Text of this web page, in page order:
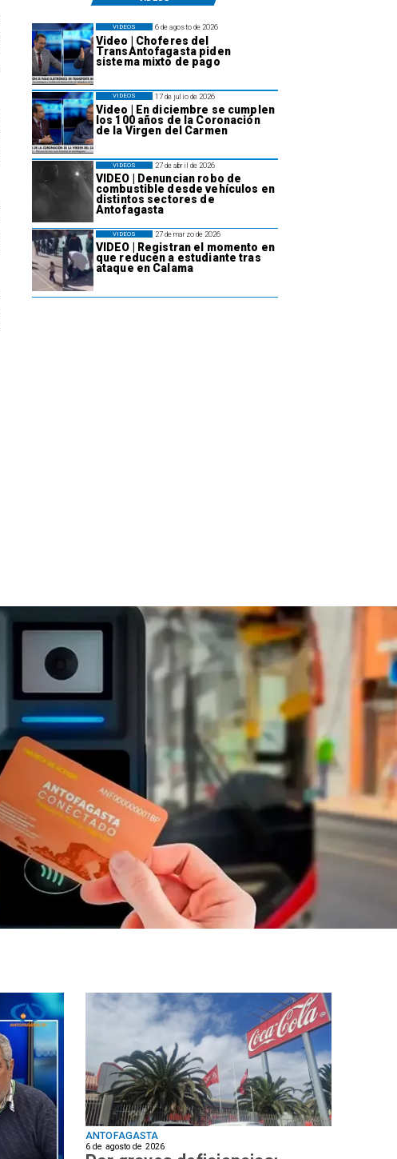
6 de agosto de 2026
Video | Choferes del
TransAntofagasta piden
sistema mixto de pago
VIDEOS
17 de julio de 2026
Video | En diciembre se cumplen
los 100 años de la Coronación
de la Virgen del Carmen
VIDEOS
27 de abril de 2026
VIDEO | Denuncian robo de
combustible desde vehículos en
distintos sectores de
Antofagasta
VIDEOS
27 de marzo de 2026
VIDEO | Registran el momento en
que reducen a estudiante tras
ataque en Calama
VIDEOS
ANTOFAGASTA
6 de agosto de 2026